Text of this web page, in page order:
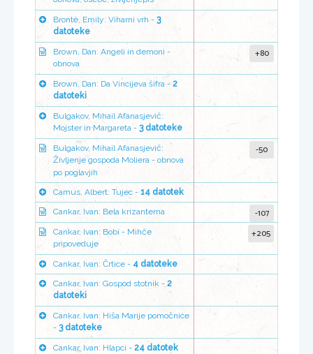
Brontë, Emily: Viharni vrh - 3
datoteke
Brown, Dan: Angeli in demoni -
obnova
+80
Brown, Dan: Da Vincijeva šifra - 2
datoteki
Bulgakov, Mihail Afanasjevič:
Mojster in Margareta - 3 datoteke
Bulgakov, Mihail Afanasjevič:
Življenje gospoda Moliera - obnova
po poglavjih
-50
Camus, Albert: Tujec - 14 datotek
Cankar, Ivan: Bela krizantema
-107
Cankar, Ivan: Bobi - Mihče
pripoveduje
+205
Cankar, Ivan: Črtice - 4 datoteke
Cankar, Ivan: Gospod stotnik - 2
datoteki
Cankar, Ivan: Hiša Marije pomočnice
- 3 datoteke
Cankar, Ivan: Hlapci - 24 datotek